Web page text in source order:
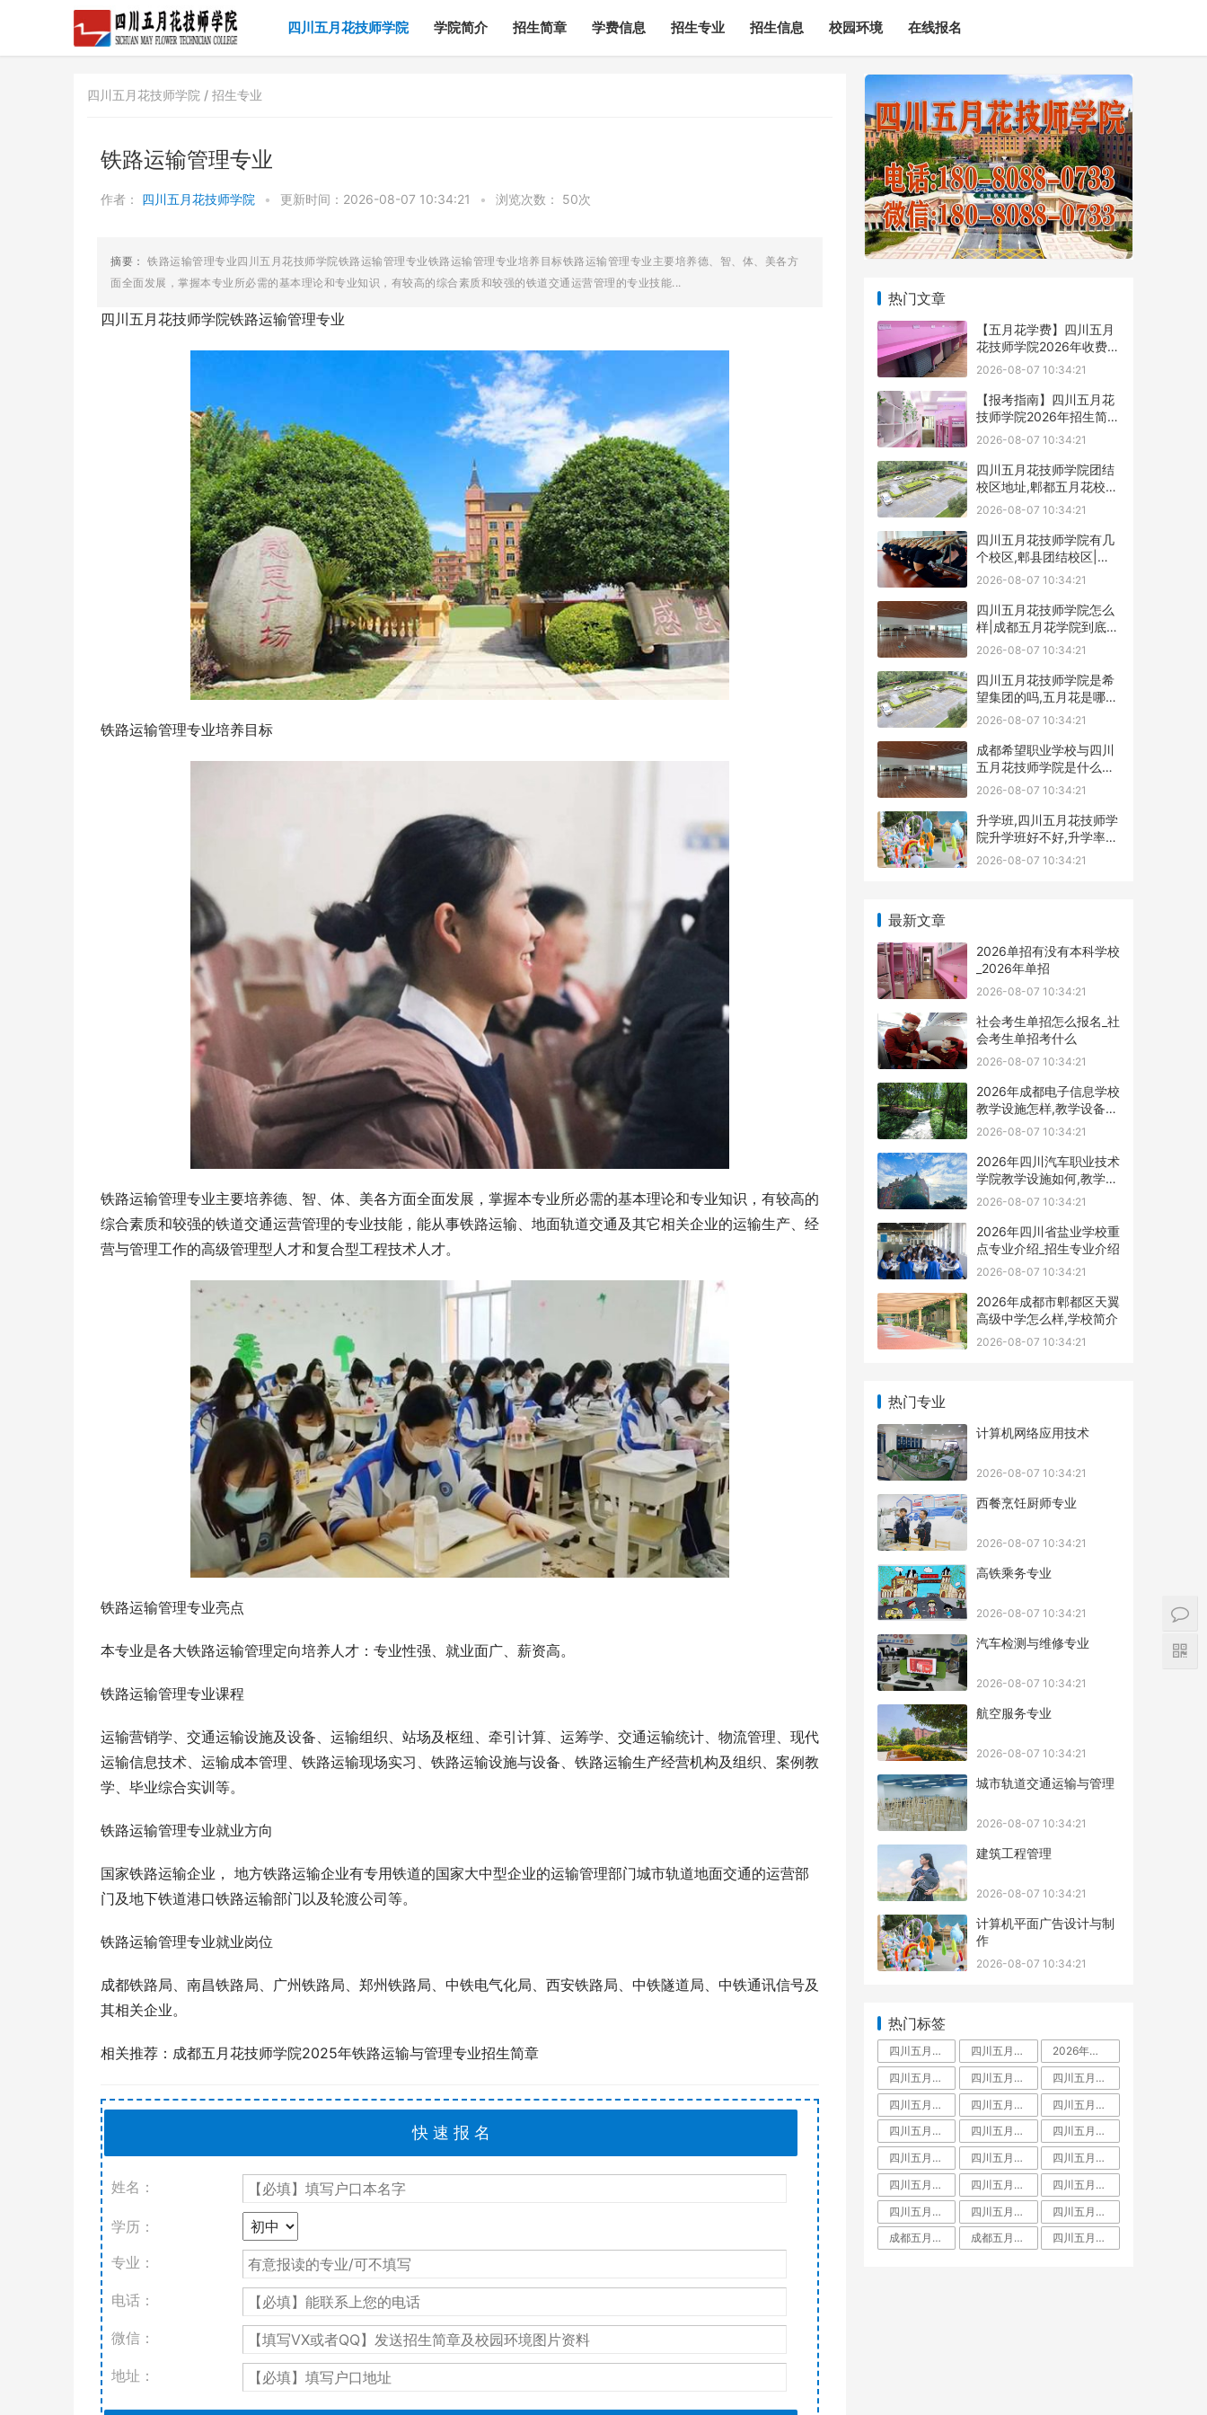
四川五月花技师学院 学院简介 招生简章 学费信息 招生专业 招生信息 校园环境 在线报名
四川五月花技师学院 / 招生专业
铁路运输管理专业
作者： 四川五月花技师学院 • 更新时间：2026-08-07 10:34:21 • 浏览次数： 50次
摘要： 铁路运输管理专业四川五月花技师学院铁路运输管理专业铁路运输管理专业培养目标铁路运输管理专业主要培养德、智、体、美各方
面全面发展，掌握本专业所必需的基本理论和专业知识，有较高的综合素质和较强的铁道交通运营管理的专业技能...
四川五月花技师学院铁路运输管理专业
铁路运输管理专业培养目标
铁路运输管理专业主要培养德、智、体、美各方面全面发展，掌握本专业所必需的基本理论和专业知识，有较高的
综合素质和较强的铁道交通运营管理的专业技能，能从事铁路运输、地面轨道交通及其它相关企业的运输生产、经
营与管理工作的高级管理型人才和复合型工程技术人才。
铁路运输管理专业亮点
本专业是各大铁路运输管理定向培养人才：专业性强、就业面广、薪资高。
铁路运输管理专业课程
运输营销学、交通运输设施及设备、运输组织、站场及枢纽、牵引计算、运筹学、交通运输统计、物流管理、现代
运输信息技术、运输成本管理、铁路运输现场实习、铁路运输设施与设备、铁路运输生产经营机构及组织、案例教
学、毕业综合实训等。
铁路运输管理专业就业方向
国家铁路运输企业， 地方铁路运输企业有专用铁道的国家大中型企业的运输管理部门城市轨道地面交通的运营部
门及地下铁道港口铁路运输部门以及轮渡公司等。
铁路运输管理专业就业岗位
成都铁路局、南昌铁路局、广州铁路局、郑州铁路局、中铁电气化局、西安铁路局、中铁隧道局、中铁通讯信号及
其相关企业。
相关推荐：成都五月花技师学院2025年铁路运输与管理专业招生简章
姓名：
学历：
专业：
电话：
微信：
地址：
热门文章
【五月花学费】四川五月
花技师学院2026年收费标
准及招生专业
2026-08-07 10:34:21
【报考指南】四川五月花
技师学院2026年招生简章
及学费表
2026-08-07 10:34:21
四川五月花技师学院团结
校区地址,郫都五月花校园
环境好不好
2026-08-07 10:34:21
四川五月花技师学院有几
个校区,郫县团结校区|金
堂校区|康定分校
2026-08-07 10:34:21
四川五月花技师学院怎么
样|成都五月花学院到底好
不好
2026-08-07 10:34:21
四川五月花技师学院是希
望集团的吗,五月花是哪个
集团的
2026-08-07 10:34:21
成都希望职业学校与四川
五月花技师学院是什么关
系
2026-08-07 10:34:21
升学班,四川五月花技师学
院升学班好不好,升学率高
吗|升学保障
2026-08-07 10:34:21
最新文章
2026单招有没有本科学校
_2026年单招
2026-08-07 10:34:21
社会考生单招怎么报名_社
会考生单招考什么
2026-08-07 10:34:21
2026年成都电子信息学校
教学设施怎样,教学设备展
示
2026-08-07 10:34:21
2026年四川汽车职业技术
学院教学设施如何,教学设
施多不
2026-08-07 10:34:21
2026年四川省盐业学校重
点专业介绍_招生专业介绍
2026-08-07 10:34:21
2026年成都市郫都区天翼
高级中学怎么样,学校简介
2026-08-07 10:34:21
热门专业
计算机网络应用技术
2026-08-07 10:34:21
西餐烹饪厨师专业
2026-08-07 10:34:21
高铁乘务专业
2026-08-07 10:34:21
汽车检测与维修专业
2026-08-07 10:34:21
航空服务专业
2026-08-07 10:34:21
城市轨道交通运输与管理
2026-08-07 10:34:21
建筑工程管理
2026-08-07 10:34:21
计算机平面广告设计与制
作
2026-08-07 10:34:21
热门标签
四川五月花技师学院是中专还是大专,毕业拿什么学历文凭 四川五月花技师学院占地面积有多大
2026年四川五月花技师学院教师招聘,五月花老师工资待遇
四川五月花技师学院学费多少
四川五月花技师学院怎么样
四川五月花技师学院好不好
四川五月花技师学院是什么学校
四川五月花技师学院是大专还是中专,师资力量
四川五月花技师学院是大专吗
四川五月花技师学院教师待遇
四川五月花技师学院金堂校区
四川五月花技师学院招聘
四川五月花技师学院团结校区
四川五月花技师学院教师工资待遇多少钱一月
四川五月花技师学院升学班
四川五月花技师学校是人社局还是教育局
四川五月花技师学院是职高吗
四川五月花技师学院有什么专业
四川五月花技师学院怎么样郫县
四川五月花技师学院是公办还是民办学校
四川五月花技师学院好不好大家觉得
成都五月花是啥文凭
成都五月花职业学校学费 四川五月花技师学院是什么学校全日制技师院校